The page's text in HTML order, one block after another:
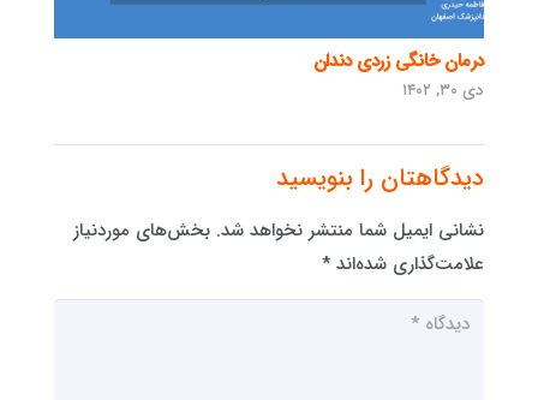
درمان خانگی زردی دندان
دی ۳۰, ۱۴۰۲
دیدگاهتان را بنویسید
نشانی ایمیل شما منتشر نخواهد شد. بخش‌های موردنیاز
علامت‌گذاری شده‌اند *